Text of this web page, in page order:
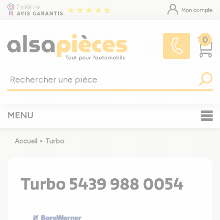
Mon compte
0
MENU
Accueil > Turbo
Turbo 5439 988 0054